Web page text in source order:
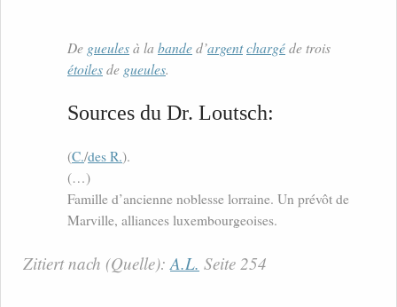
De gueulesà la banded’argentchargéde trois
étoilesde gueules.
Sources du Dr. Loutsch:
(C./des R.).
(…)
Famille d’ancienne noblesse lorraine. Un prévôt de
Marville, alliances luxembourgeoises.
Zitiert nach (Quelle):A.L. Seite 254